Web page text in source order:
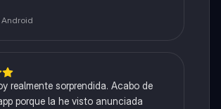
realmente sorprendida. Acabo de
porque la he visto anunciada